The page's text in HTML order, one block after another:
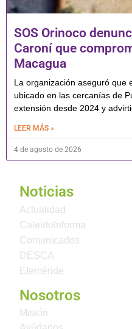
SOS Orinoco
Caroní que
Macagua
La organización aseguró que
ubicado en las cercanías de
extensión desde 2024 y
LEER MÁS »
4 de agosto de 2026
Noticias
Actualidad
CaleidoInforma
Comunicados
DESCA
Efeméride
Nosotros
Misión